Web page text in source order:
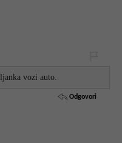
vozi auto.
Odgovori